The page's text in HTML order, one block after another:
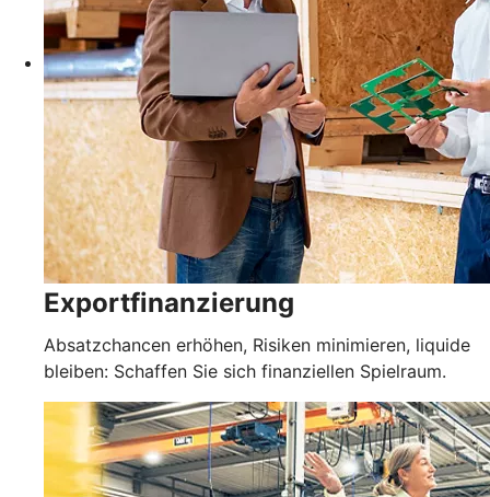
Exportfinanzierung
Absatzchancen erhöhen, Risiken minimieren, liquide
bleiben: Schaffen Sie sich finanziellen Spielraum.